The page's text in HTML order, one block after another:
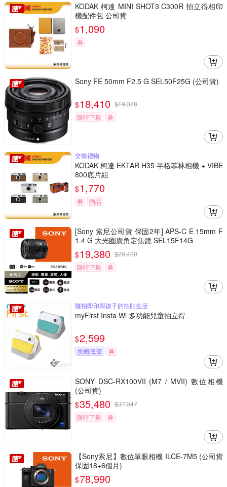
KODAK 柯達 MINI SHOT3 C300R 拍立得相印
機配件包 公司貨
$1,090
券
Sony FE 50mm F2.5 G SEL50F25G (公司貨)
$18,410 $19,378
限時下殺
券
交換禮物
KODAK 柯達 EKTAR H35 半格菲林相機 + VIBE
800底片組
$1,770
券 贈品
[Sony 索尼公司貨 保固2年] APS-C E 15mm F
1.4 G 大光圈廣角定焦鏡 SEL15F14G
$19,380 $20,400
限時下殺
券
隨拍即印與孩子的拍貼生活
myFirst Insta Wi 多功能兒童拍立得
$2,599
挑戰低價 券
SONY DSC-RX100VII (M7 / MVII) 數位相機
(公司貨)
$35,480 $37,347
限時下殺
券
【Sony索尼】數位單眼相機 ILCE-7M5 (公司貨
保固18+6個月)
$78,990